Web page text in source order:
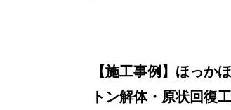
【施工事例】ほっか
トン解体・原状回復